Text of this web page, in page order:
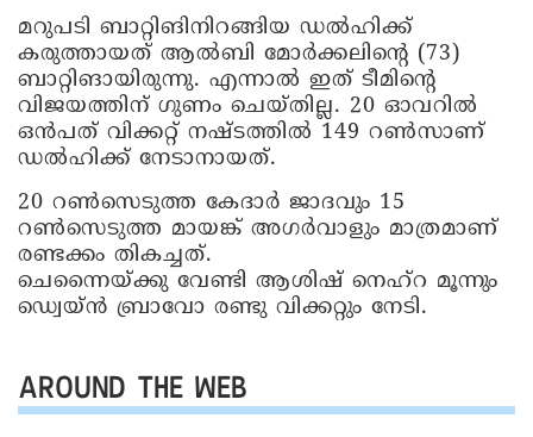
മറുപടി ബാറ്റിങിനിറങ്ങിയ ഡൽഹിക്ക്
കരുത്തായത് ആൽബി മോർക്കലിന്റെ (73)
ബാറ്റിങായിരുന്നു. എന്നാൽ ഇത് ടീമിന്റെ
വിജയത്തിന് ഗുണം ചെയ്തില്ല. 20 ഓവറിൽ
ഒൻപത് വിക്കറ്റ് നഷ്ടത്തിൽ 149 റൺസാണ്
ഡൽഹിക്ക് നേടാനായത്.
20 റൺസെടുത്ത കേദാർ ജാദവും 15
റൺസെടുത്ത മായങ്ക് അഗർവാളും മാത്രമാണ്
രണ്ടക്കം തികച്ചത്.
ചെന്നൈയ്ക്കു വേണ്ടി ആശിഷ് നെഹ്‌റ മൂന്നും
ഡ്വെയ്ൻ ബ്രാവോ രണ്ടു വിക്കറ്റും നേടി.
AROUND THE WEB